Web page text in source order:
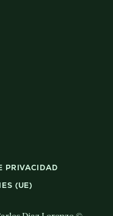
PRIVACIDAD
(UE)